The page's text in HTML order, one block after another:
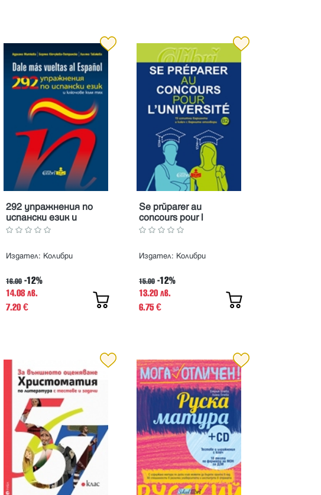
292 упражнения по
испански език и
ключове към тях
Издател: Колибри
16.00 -12%
14.08 лв.
7.20€
Se préparer au
concours pour l
université. 15 изпитни
верните отговори
Издател: Колибри
15.00 -12%
13.20 лв.
6.75€